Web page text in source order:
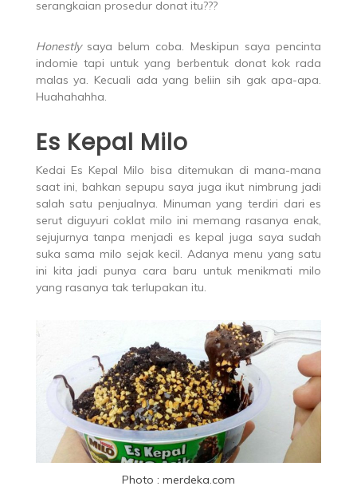
serangkaian prosedur donat itu???
Honestlysaya belum coba. Meskipun saya pencinta
indomie tapi untuk yang berbentuk donat kok rada
malas ya. Kecuali ada yang beliin sih gak apa-apa.
Huahahahha.
Es Kepal Milo
Kedai Es Kepal Milo bisa ditemukan di mana-mana
saat ini, bahkan sepupu saya juga ikut nimbrung jadi
salah satu penjualnya. Minuman yang terdiri dari es
serut diguyuri coklat milo ini memang rasanya enak,
sejujurnya tanpa menjadi es kepal juga saya sudah
suka sama milo sejak kecil. Adanya menu yang satu
ini kita jadi punya cara baru untuk menikmati milo
yang rasanya tak terlupakan itu.
Photo : merdeka.com